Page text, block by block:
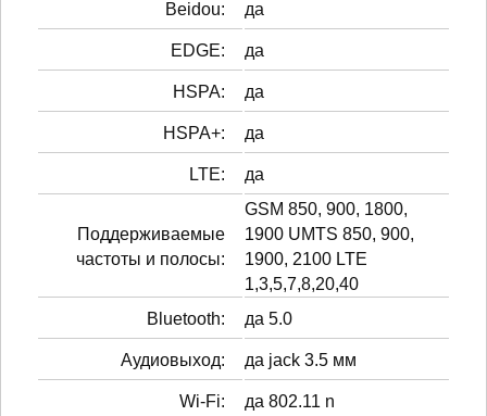
Beidou: да
EDGE: да
HSPA: да
HSPA+: да
LTE: да
Поддерживаемые
частоты и полосы:
GSM 850, 900, 1800,
1900 UMTS 850, 900,
1900, 2100 LTE
1,3,5,7,8,20,40
Bluetooth:
да 5.0
Аудиовыход: да jack 3.5 мм
Wi-Fi: да 802.11 n